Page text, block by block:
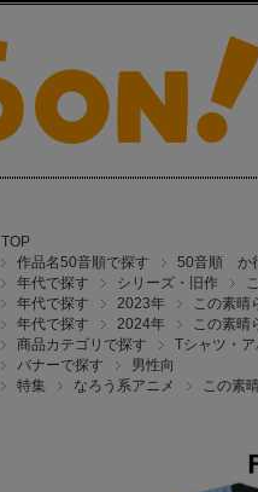
TOP
作品名50音順で探す
50音順 か
年代で探す
シリーズ・旧作
年代で探す
2023年
この素晴
年代で探す
2024年
この素晴
商品カテゴリで探す
Tシャツ・
バナーで探す
男性向
特集
なろう系アニメ この素